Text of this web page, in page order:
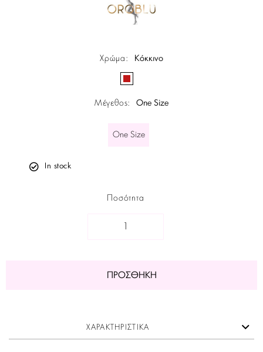
Χρώμα : Κόκκινο
Μέγεθος: One Size
One Size
In stock
Ποσότητα
ΠΡΟΣΘΉΚΗ
ΧΑΡΑΚΤΗΡΙΣΤΙΚΑ